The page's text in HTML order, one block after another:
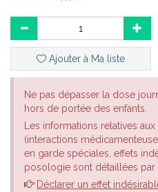
Ajouter à Ma liste
Ne pas dépasser la dose
hors de portée des enfants.
Les informations relatives
(interactions
en garde spéciales, effets
posologie sont détaillées par
Déclarer un effet